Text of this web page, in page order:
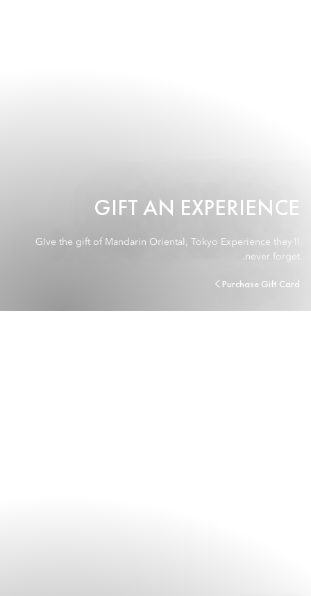
GIFT AN EXPERIENCE
GIve the gift of Mandarin Oriental, Tokyo Experience they´ll
never forget.
Purchase Gift Card